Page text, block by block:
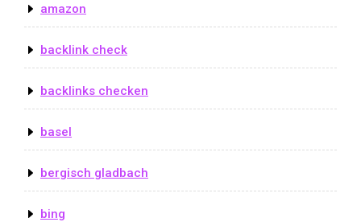
amazon
backlink check
backlinks checken
basel
bergisch gladbach
bing